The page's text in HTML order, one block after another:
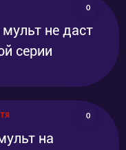
0
не даст
серии
0
на